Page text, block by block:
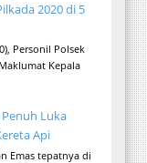
2020 di 5
Personil Polsek
Kepala
Penuh Luka
Api
Emas tepatnya di